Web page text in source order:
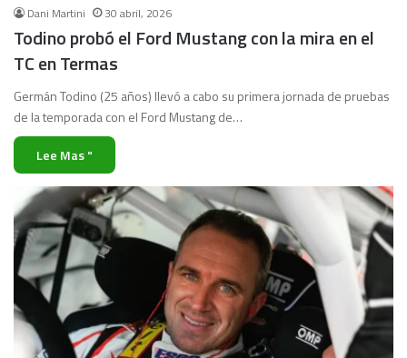
Dani Martini 30 abril, 2026
Todino probó el Ford Mustang con la mira en el
TC en Termas
Germán Todino (25 años) llevó a cabo su primera jornada de pruebas
de la temporada con el Ford Mustang de…
Lee Mas "